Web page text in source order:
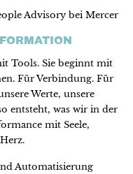
Advisory bei Mercer
Tools. Sie beginnt mit
Für Verbindung. Für
Werte, unsere
entsteht, was wir in der
mit Seele,
Automatisierung